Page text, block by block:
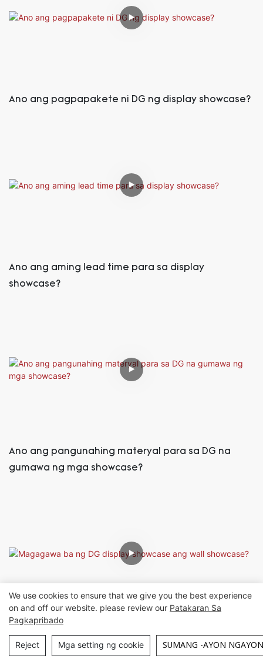
Ano ang pagpapakete ni DG ng display showcase?
Ano ang aming lead time para sa display
showcase?
Ano ang pangunahing materyal para sa DG na
gumawa ng mga showcase?
Magagawa ba ng DG display showcase ang wall
showcase?
We use cookies to ensure that we give you the best experience
on and off our website. please review our Patakaran Sa
Pagkapribado
Reject Mga setting ng cookie SUMANG -AYON NGAYON